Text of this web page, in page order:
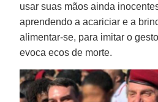
usar suas mãos ainda
aprendendo a acariciar e a
alimentar-se, para imitar o
evoca ecos de morte.